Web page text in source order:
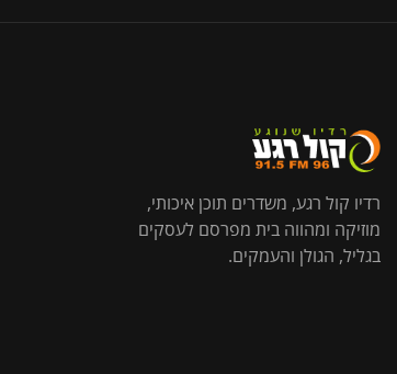
רדיו קול רגע, משדרים תוכן איכותי,
מוזיקה ומהווה בית מפרסם לעסקים
בגליל, הגולן והעמקים.